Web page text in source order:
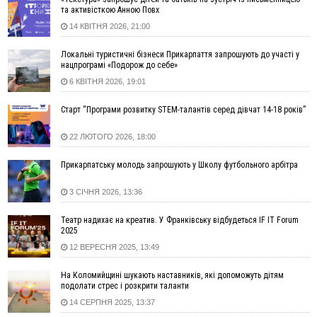
двох жінок, які заблукали під час збирання ягід
05 Серпня
19:52
У Франківську вперше прооперували немовля без
відкритої операції
18:42
На лінії зіткнення загинув керівник пошукового загону
"Плацдарм" Олексій Юков
18:11
СБС за дві доби уразили 13 енергооб'єктів на окупованих
територіях
17:20
Українці подали рекордну кількість заяв до університетів.
Які спеціальності обирають
16:43
Зарплати на Прикарпатті за місяць зросли на 10%, але до
середньої по Україні ще далеко
був повторно затриманий
15:54
Прикарпатець прийшов у Пенсійний та заявив поліції про
гранату, бо йому не нарахували пенсію
У Болгарії затримали прикарпатця, який виготовляв
наркотики для міжнародного синдикату
14:47
Стефанішина отримала нову підозру. Їй обирають
та активісткою Анною Повх
14 КВІТНЯ 2026, 21:00
Локальні туристичні бізнеси Прикарпаття запрошують до участі у
нацпрограмі «Подорож до себе»
6 КВІТНЯ 2026, 19:01
Старт “Програми розвитку STEM-талантів серед дівчат 14-18 років”
22 ЛЮТОГО 2026, 18:00
Прикарпатську молодь запрошують у Школу футбольного арбітра
3 СІЧНЯ 2026, 13:36
Театр надихає на креатив. У Франківську відбудеться IF IT Forum
2025
12 ВЕРЕСНЯ 2025, 13:49
На Коломийщині шукають наставників, які допоможуть дітям
подолати стрес і розкрити таланти
14 СЕРПНЯ 2025, 13:37